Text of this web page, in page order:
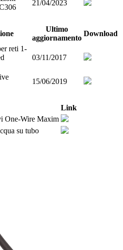
21/04/2023
Ultimo
aggiornamento
Download
reti 1-
03/11/2017
15/06/2019
Link
One-Wire Maxim
su tubo